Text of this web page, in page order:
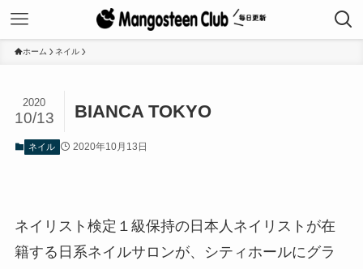
ホーム ネイル
BIANCA TOKYO
2020
10/13
ネイル 2020年10月13日
ネイリスト検定１級保持の日本人ネイリストが在
籍する日系ネイルサロンが、シティホールにグラ